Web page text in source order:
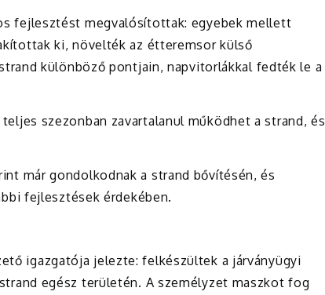
fejlesztést megvalósítottak: egyebek mellett
ki, növelték az étteremsor külső
különböző pontjain, napvitorlákkal fedték le a
szezonban zavartalanul működhet a strand, és
már gondolkodnak a strand bővítésén, és
fejlesztések érdekében.
igazgatója jelezte: felkészültek a járványügyi
egész területén. A személyzet maszkot fog